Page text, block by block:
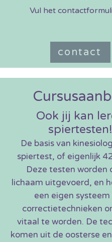
Vul het
contact
Ook jij kan
spiertesten!
De basis van
spiertest, of eigenlijk
Deze testen worden
lichaam uitgevoerd, en
een eigen systeem
correctietechnieken
vitaal te worden. De
komen uit de oosterse